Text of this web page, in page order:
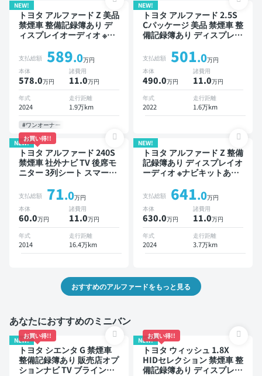
NEW!
トヨタ アルファード Z 美品
禁煙車 整備記録簿あり デ
ィスプレイオーディオ ※ナ
ドスポットモニター デジタ
ルインナーミラー オートク
ルーズ 3列シート スマート
キー ETC 電動バックドア
バックモニター 全方位カメ
ラ ドライブレコーダー 衝
突軽減 両側電動スライドド
ア 7人乗り
支払総額 589.0万円
本体
578.0万円
諸費用
11.0万円
年式
2024
走行距離
1.9万km
#ワンオーナー
NEW!
トヨタ アルファード 2.5S
Cパッケージ 美品 禁煙車 整
備記録簿あり ディスプレイ
り TV 後席モニター ブライ
ンドスポットモニター デジ
タルインナーミラー オート
クルーズ 3列シート スマー
トキー ETC 電動バックド
ア バックモニター 全方位
カメラ ドライブレコーダー
支払総額 501.0万円
本体
490.0万円
諸費用
11.0万円
年式
2022
走行距離
1.6万km
NEW!
お買い得!!
トヨタ アルファード 240S
禁煙車 社外ナビ TV 後席モ
ニター 3列シート スマート
ドライブレコーダー 両側電
動スライドドア 8人乗り
支払総額 71.0万円
本体
60.0万円
諸費用
11.0万円
年式
2014
走行距離
16.4万km
NEW!
トヨタ アルファード Z 整備
記録簿あり ディスプレイオ
ーディオ ※ナビキットあり
ドスポットモニター デジタ
ルインナーミラー オートク
ルーズ 3列シート スマート
キー ETC サンルーフ 電動
バックドア バックモニター
全方位カメラ ドライブレコ
ーダー フルエアロ 衝突軽
支払総額 641.0万円
本体
630.0万円
諸費用
11.0万円
年式
2024
走行距離
3.7万km
おすすめのアルファードをもっと見る
あなたにおすすめのミニバン
NEW!
お買い得!!
トヨタ シエンタ G 禁煙車
整備記録簿あり 販売店オプ
ションナビ TV ブラインド
NEW!
お買い得!!
トヨタ ウィッシュ 1.8X
HIDセレクション 禁煙車 整
備記録簿あり ディスプレイ